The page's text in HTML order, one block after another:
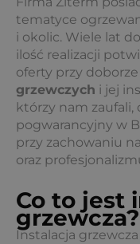
tematyce
i okolic. Wiele lat
ilość realizacji
oferty przy
grzewczych i jej
którzy nam
pogwarancyjny w
przy zachowaniu
oraz
Co to jest
grzewcza?
Instalacja